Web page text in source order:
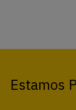
Estamos